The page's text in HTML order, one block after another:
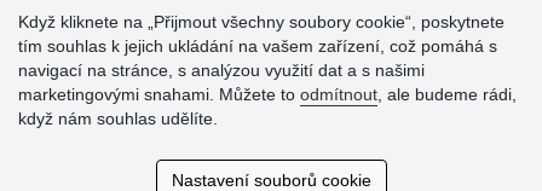
Hodnocení
zákazníků
Super obchod, kvalitní zboží za slušné ceny. Vřele
Když kliknete na „Přijmout všechny soubory cookie“, poskytnete
tím souhlas k jejich ukládání na vašem zařízení, což pomáhá s
navigací na stránce, s analýzou využití dat a s našimi
marketingovými snahami. Můžete to odmítnout , ale budeme rádi,
když nám souhlas udělíte.
Nastavení souborů cookie